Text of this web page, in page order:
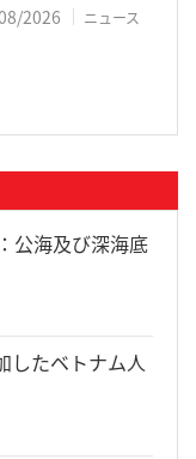
2026 ニュース
公海及び深海底
したベトナム人